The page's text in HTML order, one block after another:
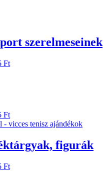
szerelmeseinek
Ft
Ft
figurák
Ft